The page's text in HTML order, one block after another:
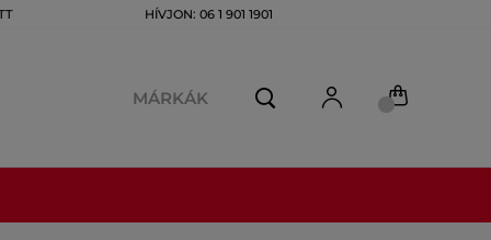
HÍVJON: 06 1 901 1901
MÁRKÁK